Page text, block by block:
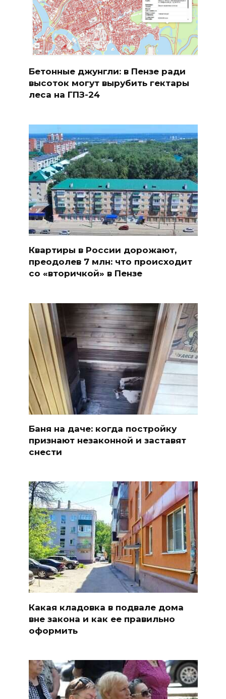
Бетонные джунгли: в Пензе ради
высоток могут вырубить гектары
леса на ГПЗ-24
Квартиры в России дорожают,
преодолев 7 млн: что происходит
со «вторичкой» в Пензе
Баня на даче: когда постройку
признают незаконной и заставят
снести
Какая кладовка в подвале дома
вне закона и как ее правильно
оформить